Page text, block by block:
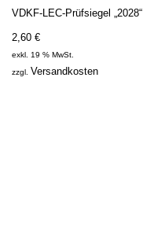
VDKF-LEC-Prüfsiegel „2028“
2,60 €
exkl. 19 % MwSt.
zzgl. Versandkosten